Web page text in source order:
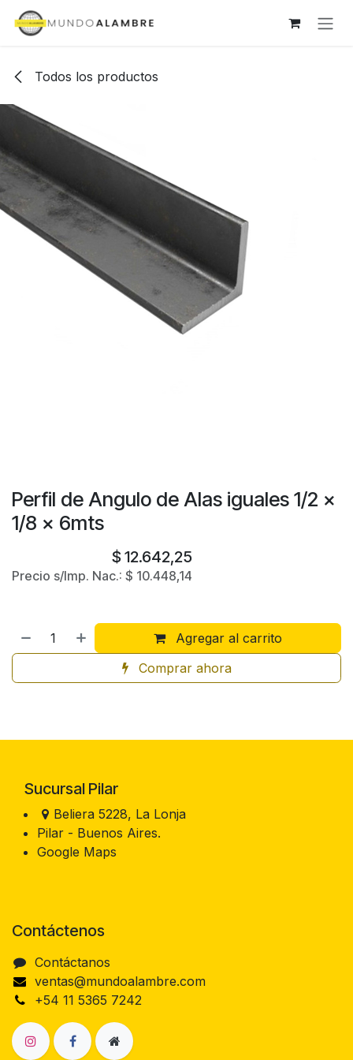
Ir al contenido
Todos los productos
Perfil de Angulo de Alas iguales 1/2 x
1/8 x 6mts
$ 12.642,25
Precio s/Imp. Nac.: $ 10.448,14
Agregar al carrito
Comprar ahora
Sucursal Pilar
Beliera 5228, La Lonja
Pilar - Buenos Aires.
Google Maps
Contáctenos
Contáctanos
ventas@mundoalambre.com
+54 11 5365 7242